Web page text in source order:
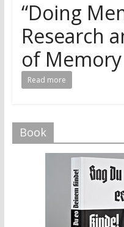
“Doing
Research
of
Read more
Book